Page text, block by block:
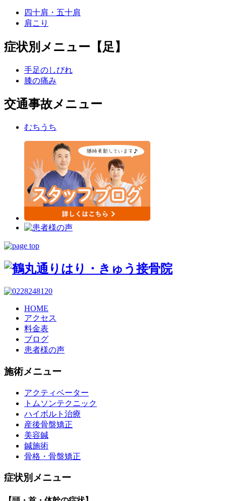
四十肩・五十肩
肩こり
症状別メニュー【足】
手足のしびれ
膝の痛み
交通事故メニュー
むちうち
HOME
アクセス
料金表
ブログ
患者様の声
施術メニュー
アクティベーター
トムソンテクニック
ハイボルト治療
産後骨盤矯正
美容鍼
鍼施術
骨格・骨盤矯正
症状別メニュー